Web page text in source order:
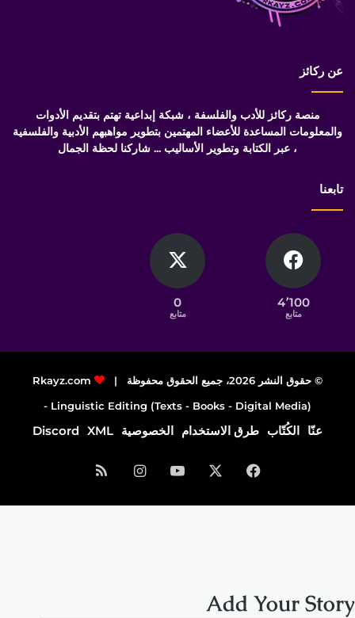
عن ركائز
منصة ركائز للأدب والفلسفة ، شبكة إبداعية تهتم بتقديم الأدوات
والمعلومات المساعدة للأعضاء المهتمين بتطوير مواهبهم الأدبية والفلسفية
، عبر الكتابة وتطوير الأساليب ... شاركنا لحظة الجمال
تابعنا
4٬100
متابع
0
متابع
© حقوق النشر 2026، جميع الحقوق محفوظة |
Rkayz.com
Linguistic Editing (Texts - Books - Digital Media) -
عنّا الكُتّاب طرق الاستخدام الخصوصية XML
Discord
فيسبوك ‫YouTubeانستقرامملخص
الموقع
Add Your Story